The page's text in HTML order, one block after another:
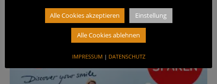
ANZEIGE
Alle Cookies akzeptieren Einstellung
Alle Cookies ablehnen
IMPRESSUM | DATENSCHUTZ